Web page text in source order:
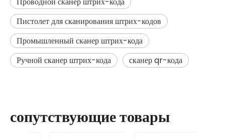
Пистолет для сканирования штрих-кодов
Промышленный сканер штрих-кода
Ручной сканер штрих-кода
сканер qr-кода
сопутствующие товары